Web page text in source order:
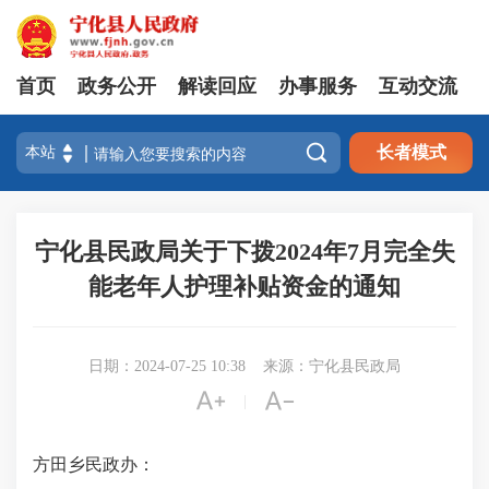
首页 政务公开 解读回应 办事服务 互动交流
 长者模式
宁化县民政局关于下拨2024年7月完全失
能老年人护理补贴资金的通知
日期：2024-07-25 10:38 来源：宁化县民政局
 
方田 乡民政办：